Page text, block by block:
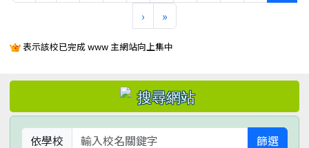
›下一頁
»最後頁
表示該校已完成 www 主網站向上集中
左邊區域內容
依學校 篩選